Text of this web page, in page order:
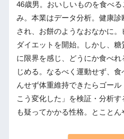
46歳男。おいしいものを食べ
み。本業はデータ分析。健康
され、お餅のようなおなかに
ダイエットを開始。しかし、
に限界を感じ、どうにか食べ
じめる。なるべく運動せず、
んせず体重維持できたらゴール
こう変化した」を検証・分析
も疑ってかかる性格。とことん